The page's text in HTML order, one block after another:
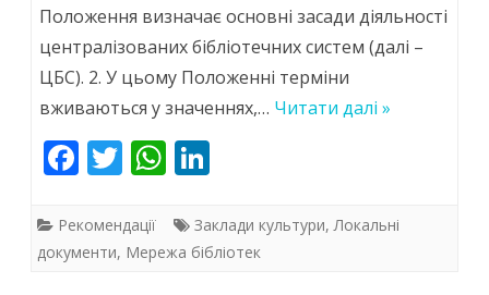
Положення визначає основні засади діяльності
централізованих бібліотечних систем (далі –
ЦБС). 2. У цьому Положенні терміни
вживаються у значеннях,… Читати далі »
F
e
b
T
itt
er
W
at
s
k
e
Рекомендації Заклади культури,Локальні
документи, Мережа бібліотек